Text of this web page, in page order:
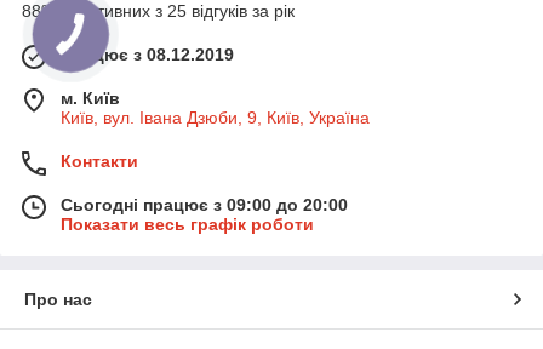
88% позитивних з 25 відгуків за рік
Працює з 08.12.2019
м. Київ
Київ, вул. Івана Дзюби, 9, Київ, Україна
Контакти
Сьогодні працює з 09:00 до 20:00
Показати весь графік роботи
Про нас